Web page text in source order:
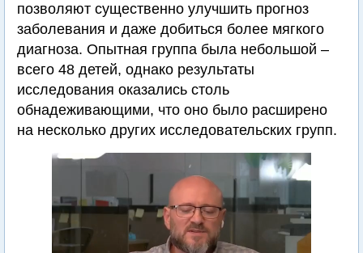
позволяют существенно улучшить прогноз
заболевания и даже добиться более мягкого
диагноза. Опытная группа была небольшой –
всего 48 детей, однако результаты
исследования оказались столь
обнадеживающими, что оно было расширено
на несколько других исследовательских групп.